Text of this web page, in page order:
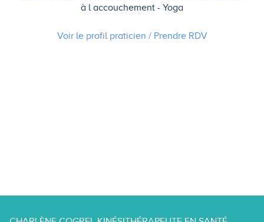
à l accouchement
Yoga
Voir le profil praticien / Prendre RDV